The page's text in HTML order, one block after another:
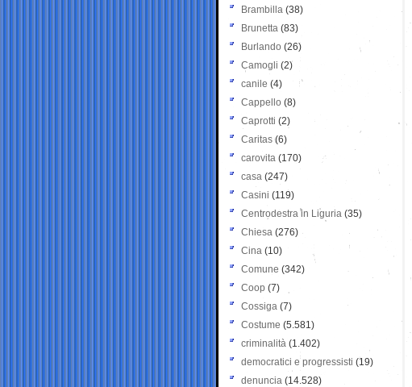
Brambilla (38)
Brunetta (83)
Burlando (26)
Camogli (2)
canile (4)
Cappello (8)
Caprotti (2)
Caritas (6)
carovita (170)
casa (247)
Casini (119)
Centrodestra in Liguria (35)
Chiesa (276)
Cina (10)
Comune (342)
Coop (7)
Cossiga (7)
Costume (5.581)
criminalità (1.402)
democratici e progressisti (19)
denuncia (14.528)